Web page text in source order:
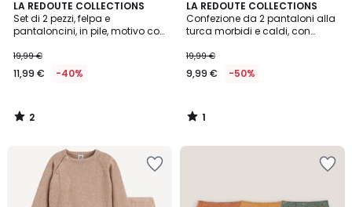
LA REDOUTE COLLECTIONS
Set di 2 pezzi, felpa e
pantaloncini, in pile, motivo con
19,99 €
11,99 € -40%
2
/
5
2
/
LA REDOUTE COLLECTIONS
Confezione da 2 pantaloni alla
turca morbidi e caldi, con
19,99 €
9,99 € -50%
1
/
5
1
/